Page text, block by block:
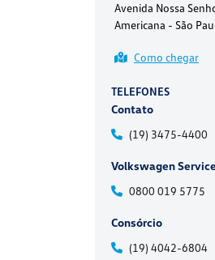
Avenida Nossa
Americana - São
Como chegar
TELEFONES
Contato
(19) 3475-4400
Volkswagen Service
0800 019 5775
Consórcio
(19) 4042-6804